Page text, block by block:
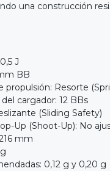
una construcción
J
BB
propulsión: Resorte
cargador: 12 BBs
(Sliding Safety)
Up (Shoot-Up): No
mm
0,12 g y 0,20 g